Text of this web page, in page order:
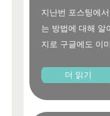
지난번 포스팅에
는 방법에 대해 알
지로 구글에도 이
더 읽기